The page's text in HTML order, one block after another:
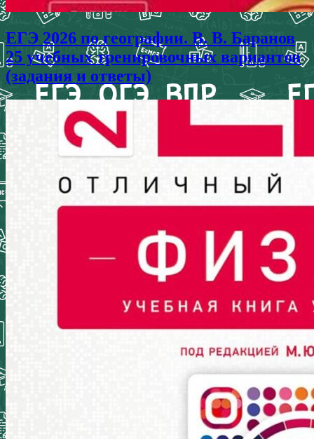
ЕГЭ 2026 по географии. В. В. Баранов
25 учебных тренировочных вариантов
(задания и ответы)